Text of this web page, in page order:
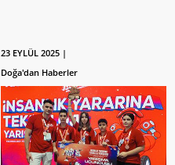
23 EYLÜL 2025 |
Doğa'dan Haberler